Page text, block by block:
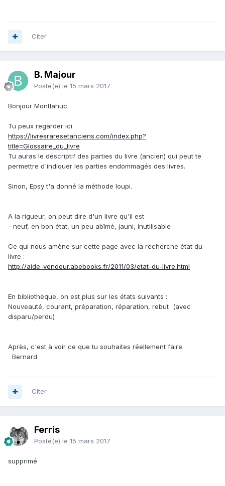
Citer
B. Majour
Posté(e) le 15 mars 2017
Bonjour Montlahuc
Tu peux regarder ici
https://livresraresetanciens.com/index.php?
title=Glossaire_du_livre
Tu auras le descriptif des parties du livre (ancien) qui peut te
permettre d'indiquer les parties endommagés des livres.
Sinon, Epsy t'a donné la méthode Ioupi.
A la rigueur, on peut dire d'un livre qu'il est
- neuf, en bon état, un peu abîmé, jauni, inutilisable
Ce qui nous amène sur cette page avec la recherche état du
livre :
http://aide-vendeur.abebooks.fr/2011/03/etat-du-livre.html
En bibliothèque, on est plus sur les états suivants :
Nouveauté, courant, préparation, réparation, rebut (avec
disparu/perdu)
Après, c'est à voir ce que tu souhaites réellement faire.
Bernard
Citer
Ferris
Posté(e) le 15 mars 2017
supprimé